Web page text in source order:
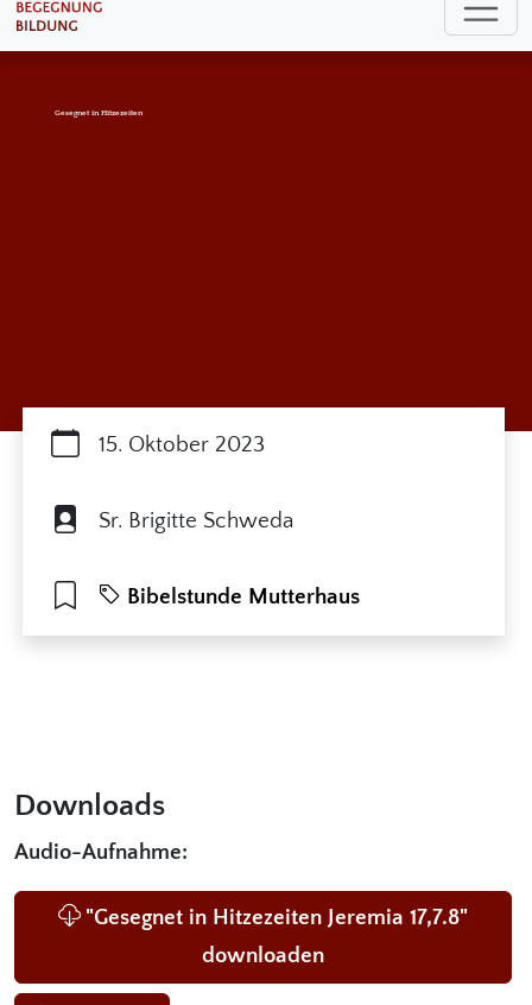
Gesegnet in Hitzezeiten
15. Oktober 2023
Sr. Brigitte Schweda
Bibelstunde Mutterhaus
Downloads
Audio-Aufnahme:
"Gesegnet in Hitzezeiten Jeremia 17,7.8"
downloaden